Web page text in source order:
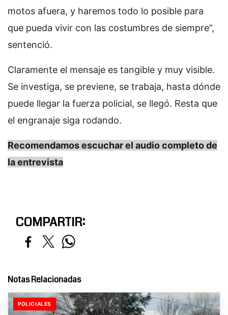
motos afuera, y haremos todo lo posible para
que pueda vivir con las costumbres de siempre”,
sentenció.
Claramente el mensaje es tangible y muy visible.
Se investiga, se previene, se trabaja, hasta dónde
puede llegar la fuerza policial, se llegó. Resta que
el engranaje siga rodando.
Recomendamos escuchar el audio completo de
la entrevista
COMPARTIR:
Notas Relacionadas
POLICIALES